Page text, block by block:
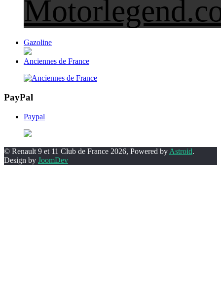
Gazoline
Anciennes de France
PayPal
Paypal
© Renault 9 et 11 Club de France 2026, Powered by Astroid.
Design by JoomDev